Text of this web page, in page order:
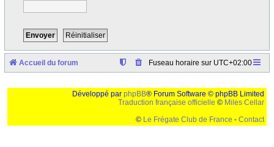
Accueil du forum Fuseau horaire sur UTC+02:00
Développé par phpBB® Forum Software © phpBB Limited
Traduction française officielle © Miles Cellar
© Le Frégate Club de France - Contact